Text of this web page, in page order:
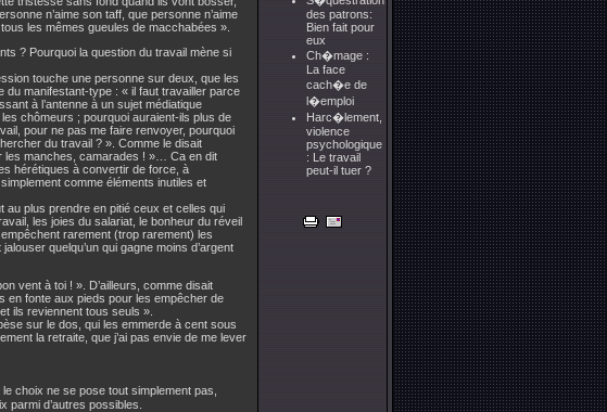
n’aime son taff, que personne n’aime
les mêmes gueules de macchabées ».
? Pourquoi la question du travail mène si
touche une personne sur deux, que les
manifestant-type : « il faut travailler parce
à l’antenne à un sujet médiatique
chômeurs ; pourquoi auraient-ils plus de
pour ne pas me faire renvoyer, pourquoi
du travail ? ». Comme le disait
les manches, camarades ! »… Ca en dit
hérétiques à convertir de force, à
comme éléments inutiles et
au plus prendre en pitié ceux et celles qui
les joies du salariat, le bonheur du réveil
rarement (trop rarement) les
quelqu’un qui gagne moins d’argent
vent à toi ! ». D’ailleurs, comme disait
en fonte aux pieds pour les empêcher de
ils reviennent tous seuls ».
sur le dos, qui les emmerde à cent sous
la retraite, que j’ai pas envie de me lever
choix ne se pose tout simplement pas,
parmi d’autres possibles.
des patrons:
Bien fait pour
eux
Ch�mage :
La face
cach�e de
l�emploi
Harc�lement,
violence
psychologique
: Le travail
peut-il tuer ?